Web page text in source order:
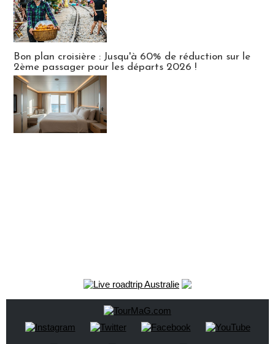
Bon plan croisière : Jusqu'à 60% de réduction sur le
2ème passager pour les départs 2026 !